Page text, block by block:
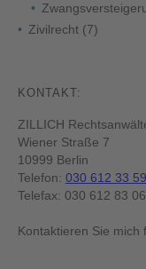
Zivilrecht (7)
KONTAKT:
ZILLICH
Wiener Straße 7
10999 Berlin
Telefon: 030 612 33 59
Telefax: 030 612 83
Kontaktieren Sie mich